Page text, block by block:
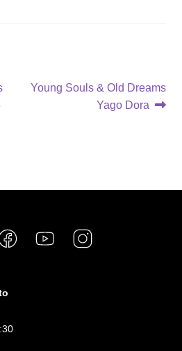
Próximo
Young Souls & Old Dreams
Yago Dora